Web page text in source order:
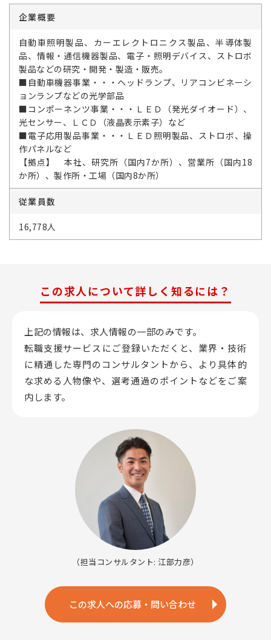
企業概要
自動車照明製品、カーエレクトロニクス製品、半導体製
品、情報・通信機器製品、電子・照明デバイス、ストロボ
製品などの研究・開発・製造・販売。
■自動車機器事業・・・ヘッドランプ、リアコンビネーシ
ョンランプなどの光学部品
■コンポーネンツ事業・・・ＬＥＤ（発光ダイオード）、
光センサー、ＬＣＤ（液晶表示素子）など
■電子応用製品事業・・・ＬＥＤ照明製品、ストロボ、操
作パネルなど
【拠点】 本社、研究所（国内7か所）、営業所（国内18
か所）、製作所・工場（国内8か所）
従業員数
16,778人
この求人について詳しく知るには？
上記の情報は、求人情報の一部のみです。
転職支援サービスにご登録いただくと、業界・技術
に精通した専門のコンサルタントから、 より具体的
な求める人物像や、選考通過のポイントなどをご案
内します。
（担当コンサルタント: 江部力彦）
この求人への応募・問い合わせ